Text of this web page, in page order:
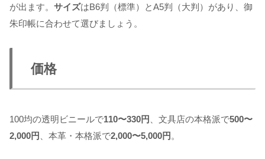
が出ます。 サイズはB6判（標準）とA5判（大判）があり、御
朱印帳に合わせて選びましょう。
価格
100均の透明ビニールで110〜330円 、文具店の本格派で500〜
2,000円
、本革・本格派で2,000〜5,000円 。